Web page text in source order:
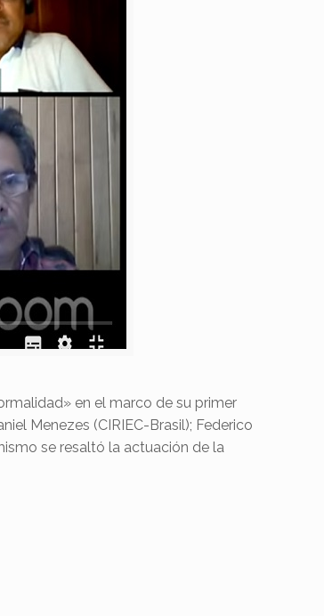
en el marco de su primer
Menezes (CIRIEC-Brasil); Federico
se resaltó la actuación de la